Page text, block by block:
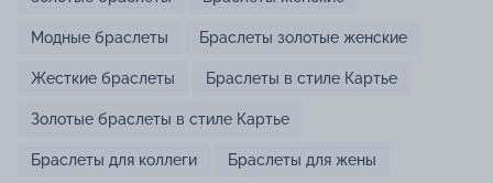
Модные браслеты Браслеты золотые женские
Жесткие браслеты Браслеты в стиле Картье
Золотые браслеты в стиле Картье
Браслеты для коллеги Браслеты для жены